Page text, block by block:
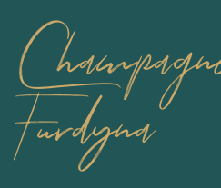
Furdyna